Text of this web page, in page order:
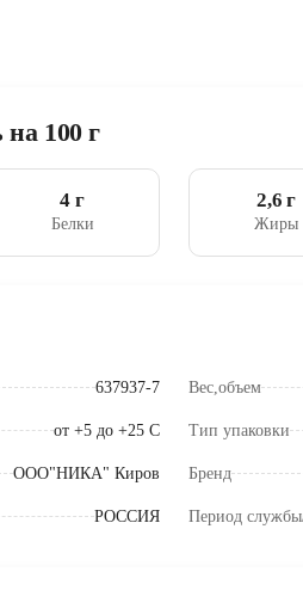
100 г
4 г
Белки
2,6 г
Жиры
637937-7 Вес,объем
от +5 до +25 С Тип упаковки
ООО"НИКА" Киров Бренд
РОССИЯ Период